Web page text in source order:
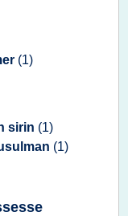
(1)
sirin (1)
(1)